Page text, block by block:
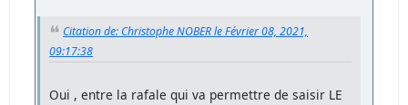
Citation de: Christophe NOBER le Février 08, 2021,
09:17:38
Oui , entre la rafale qui va permettre de saisir LE